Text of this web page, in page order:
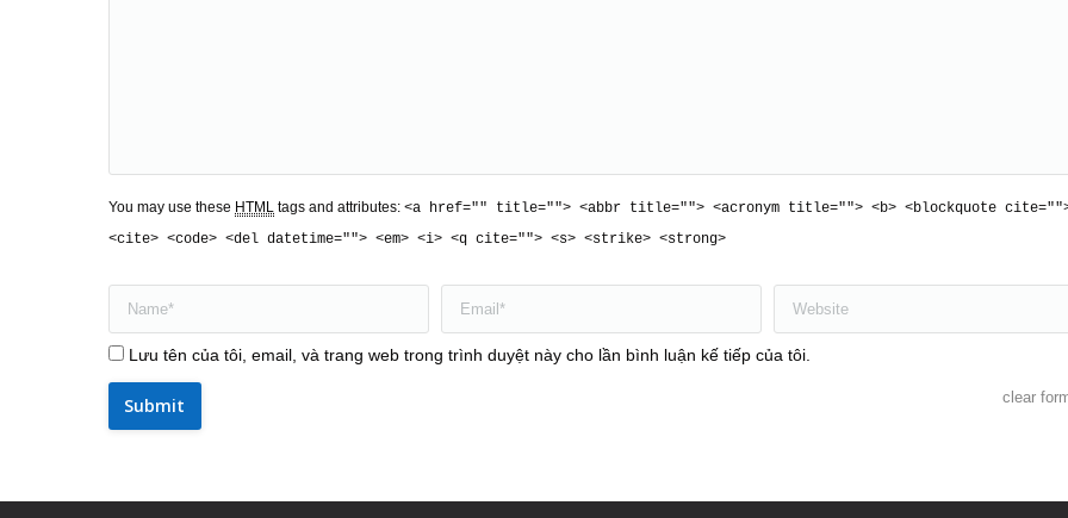
You may use these HTML tags and attributes: <a href="" title=""> <abbr title=""> <acronym title=""> <b> <blockquote
<cite> <code> <del datetime=""> <em> <i> <q cite=""> <s> <strike> <strong>
Lưu tên của tôi, email, và trang web trong trình duyệt này cho lần bình luận kế tiếp của tôi.
clear
Submit